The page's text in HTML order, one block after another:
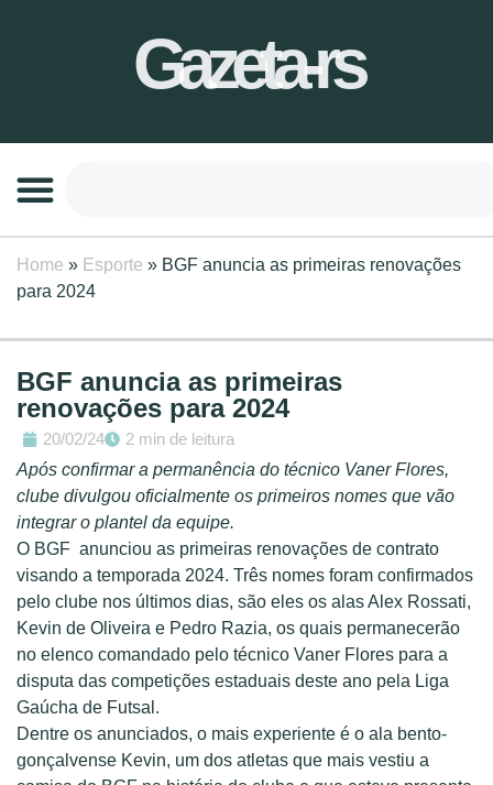
Gazeta-rs
Home » Esporte » BGF anuncia as primeiras renovações
para 2024
BGF anuncia as primeiras
renovações para 2024
20/02/24
2 min de leitura
Após confirmar a permanência do técnico Vaner Flores,
clube divulgou oficialmente os primeiros nomes que vão
integrar o plantel da equipe.
O BGF anunciou as primeiras renovações de contrato
visando a temporada 2024. Três nomes foram confirmados
pelo clube nos últimos dias, são eles os alas Alex Rossati,
Kevin de Oliveira e Pedro Razia, os quais permanecerão
no elenco comandado pelo técnico Vaner Flores para a
disputa das competições estaduais deste ano pela Liga
Gaúcha de Futsal.
Dentre os anunciados, o mais experiente é o ala bento-
gonçalvense Kevin, um dos atletas que mais vestiu a